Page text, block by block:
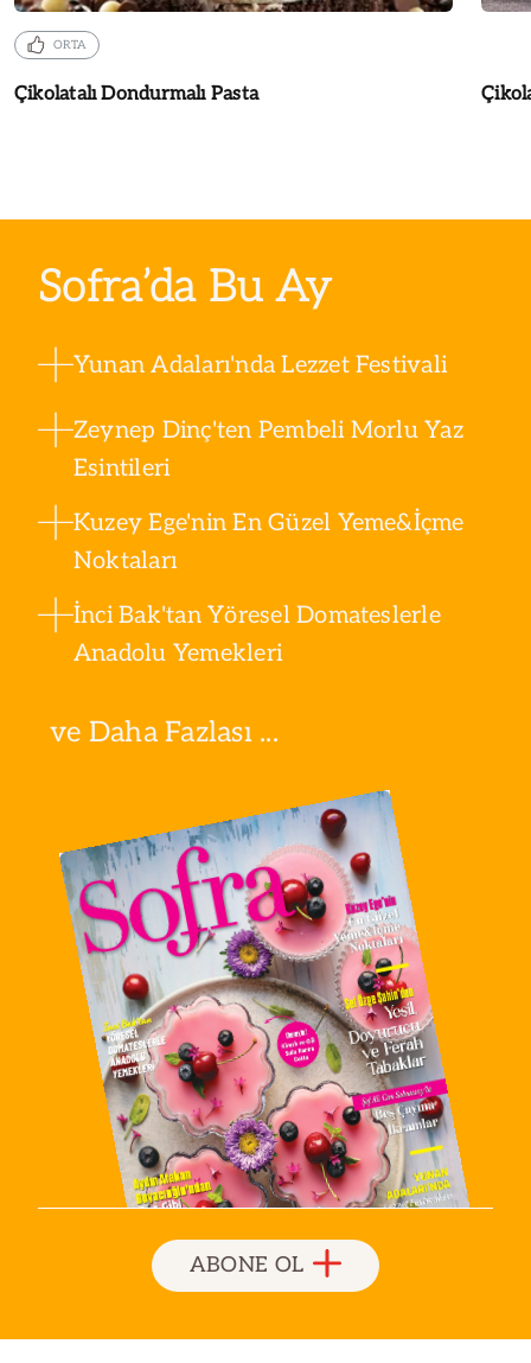
ORTA
Çikolatalı Dondurmalı Pasta
Sofra’da Bu Ay
Yunan Adaları'nda Lezzet Festivali
Zeynep Dinç'ten Pembeli Morlu Yaz
Esintileri
Kuzey Ege'nin En Güzel Yeme&İçme
Noktaları
İnci Bak'tan Yöresel Domateslerle
Anadolu Yemekleri
ve Daha Fazlası ...
ABONE OL